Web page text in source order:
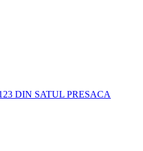
DIN SATUL PRESACA